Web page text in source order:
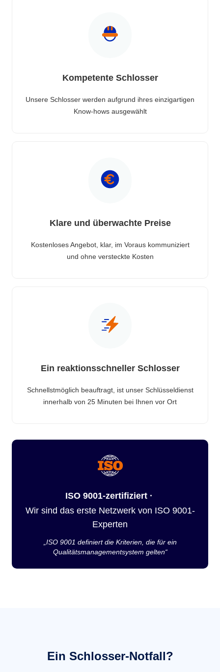
Kompetente Schlosser
Unsere Schlosser werden aufgrund ihres einzigartigen
Know-hows ausgewählt
Klare und überwachte Preise
Kostenloses Angebot, klar, im Voraus kommuniziert
und ohne versteckte Kosten
Ein reaktionsschneller Schlosser
Schnellstmöglich beauftragt, ist unser Schlüsseldienst
innerhalb von 25 Minuten bei Ihnen vor Ort
ISO 9001-zertifiziert ·
Wir sind das erste Netzwerk von ISO 9001-
Experten
„ISO 9001 definiert die Kriterien, die für ein
Qualitätsmanagementsystem gelten“
Ein Schlosser-Notfall?